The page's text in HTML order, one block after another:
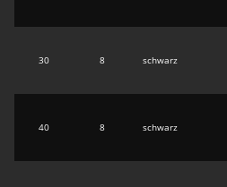
30 8 schwarz
40 8 schwarz